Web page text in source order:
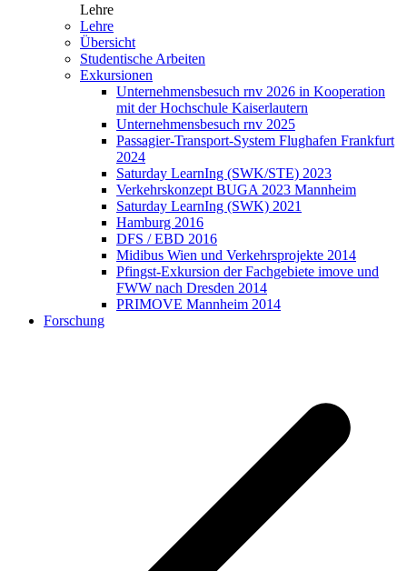
Lehre
Lehre
Übersicht
Studentische Arbeiten
Exkursionen
Unternehmensbesuch rnv 2026 in Kooperation
mit der Hochschule Kaiserlautern
Unternehmensbesuch rnv 2025
Passagier-Transport-System Flughafen Frankfurt
2024
Saturday LearnIng (SWK/STE) 2023
Verkehrskonzept BUGA 2023 Mannheim
Saturday LearnIng (SWK) 2021
Hamburg 2016
DFS / EBD 2016
Midibus Wien und Verkehrsprojekte 2014
Pfingst-Exkursion der Fachgebiete imove und
FWW nach Dresden 2014
PRIMOVE Mannheim 2014
Forschung